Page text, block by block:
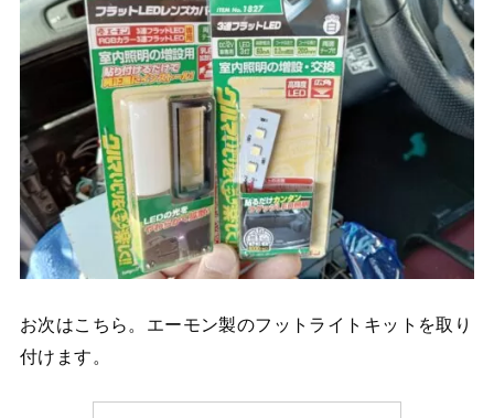
お次はこちら。エーモン製のフットライトキットを取り
付けます。